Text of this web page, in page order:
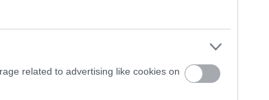
related to advertising like cookies on
τα βράδια που η πόλη (δεν) κοιμάται.